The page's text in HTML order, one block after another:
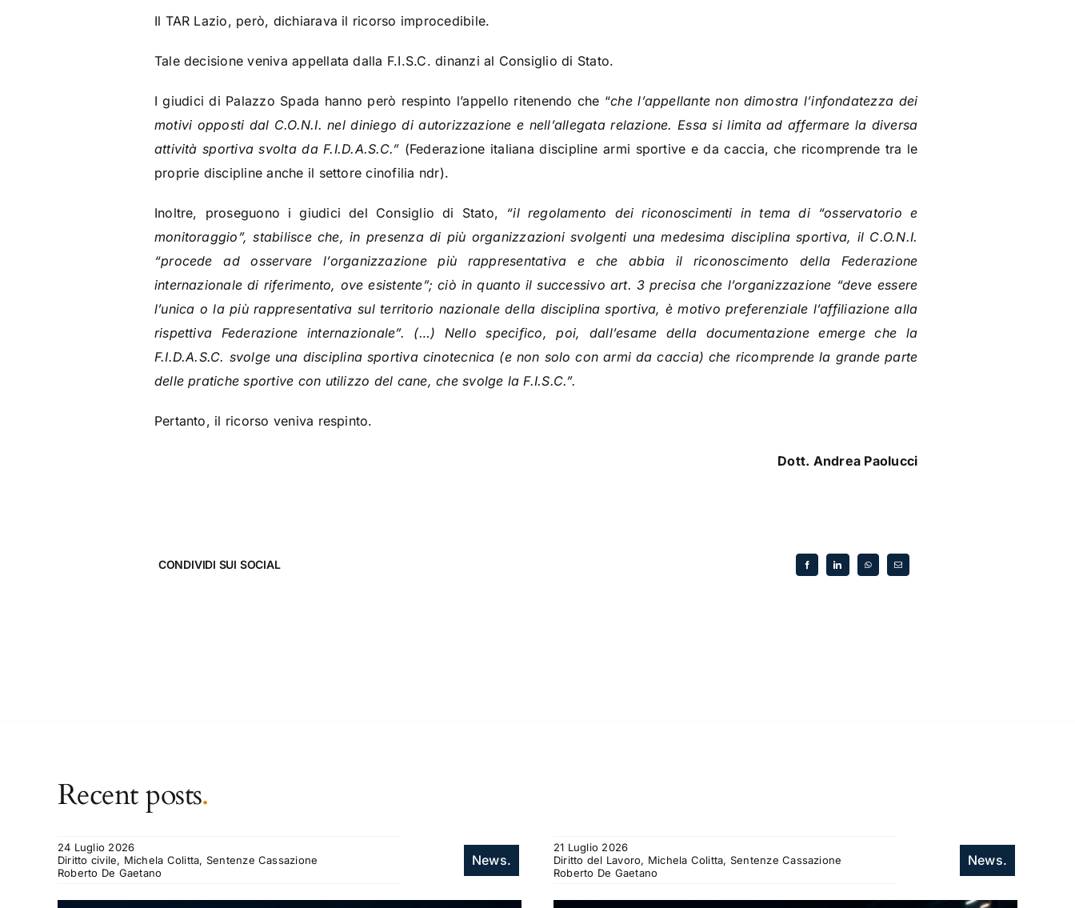
Il TAR Lazio, però, dichiarava il ricorso improcedibile.
Tale decisione veniva appellata dalla F.I.S.C. dinanzi al Consiglio di Stato.
I giudici di Palazzo Spada hanno però respinto l’appello ritenendo che “che l’appellante non dimostra l’infondatezza dei
motivi opposti dal C.O.N.I. nel diniego di autorizzazione e nell’allegata relazione. Essa si limita ad affermare la diversa
attività sportiva svolta da F.I.D.A.S.C.” (Federazione italiana discipline armi sportive e da caccia, che ricomprende tra le
proprie discipline anche il settore cinofilia ndr).
Inoltre, proseguono i giudici del Consiglio di Stato, “il regolamento dei riconoscimenti in tema di “osservatorio e
monitoraggio”, stabilisce che, in presenza di più organizzazioni svolgenti una medesima disciplina sportiva, il C.O.N.I.
“procede ad osservare l’organizzazione più rappresentativa e che abbia il riconoscimento della Federazione
internazionale di riferimento, ove esistente”; ciò in quanto il successivo art. 3 precisa che l’organizzazione “deve essere
l’unica o la più rappresentativa sul territorio nazionale della disciplina sportiva, è motivo preferenziale l’affiliazione alla
rispettiva Federazione internazionale”. (…) Nello specifico, poi, dall’esame della documentazione emerge che la
F.I.D.A.S.C. svolge una disciplina sportiva cinotecnica (e non solo con armi da caccia) che ricomprende la grande parte
delle pratiche sportive con utilizzo del cane, che svolge la F.I.S.C.”.
Pertanto, il ricorso veniva respinto.
Dott. Andrea Paolucci
CONDIVIDI SUI SOCIAL
Recent posts.
24 Luglio 2026
Diritto civile, Michela Colitta, Sentenze Cassazione
Roberto De Gaetano
News.
21 Luglio 2026
Diritto del Lavoro, Michela Colitta, Sentenze Cassazione
Roberto De Gaetano
News.